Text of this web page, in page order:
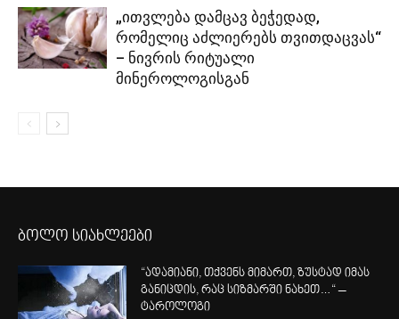
„ითვლება დამცავ ბეჭედად,
რომელიც აძლიერებს თვითდაცვას“
– ნივრის რიტუალი
მინეროლოგისგან
ბოლო სიახლეები
“ადამიანი, თქვენს მიმართ, ზუსტად იმას
განიცდის, რაც სიზმარში ნახეთ…“ –
ტაროლოგი